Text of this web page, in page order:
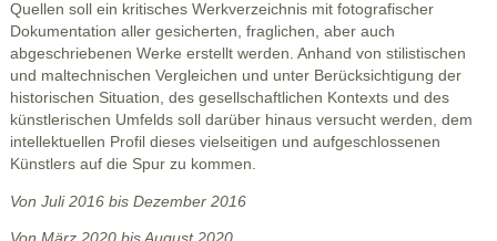
Quellen soll ein kritisches Werkverzeichnis mit fotografischer
Dokumentation aller gesicherten, fraglichen, aber auch
abgeschriebenen Werke erstellt werden. Anhand von stilistischen
und maltechnischen Vergleichen und unter Berücksichtigung der
historischen Situation, des gesellschaftlichen Kontexts und des
künstlerischen Umfelds soll darüber hinaus versucht werden, dem
intellektuellen Profil dieses vielseitigen und aufgeschlossenen
Künstlers auf die Spur zu kommen.
Von Juli 2016 bis Dezember 2016